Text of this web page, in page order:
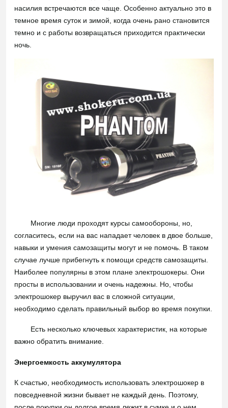
насилия встречаются все чаще. Особенно актуально это в
темное время суток и зимой, когда очень рано становится
темно и с работы возвращаться приходится практически
ночь.
Многие люди проходят курсы самообороны, но,
согласитесь, если на вас нападает человек в двое больше,
навыки и умения самозащиты могут и не помочь. В таком
случае лучше прибегнуть к помощи средств самозащиты.
Наиболее популярны в этом плане электрошокеры . Они
просты в использовании и очень надежны. Но, чтобы
электрошокер выручил вас в сложной ситуации,
необходимо сделать правильный выбор во время покупки.
Есть несколько ключевых характеристик, на которые
важно обратить внимание.
Энергоемкость аккумулятора
К счастью, необходимость использовать электрошокер в
повседневной жизни бывает не каждый день. Поэтому,